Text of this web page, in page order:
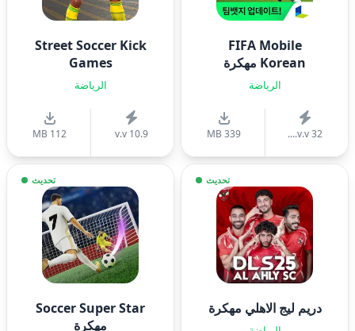
FIFA Mobile
Korean مهكرة
الرياضة
v.v 32....
339 MB
Street Soccer Kick
Games
الرياضة
v.v 10.9
112 MB
تحديث
دريم ليج الاهلي مهكرة
تحديث
Soccer Super Star
مهكرة